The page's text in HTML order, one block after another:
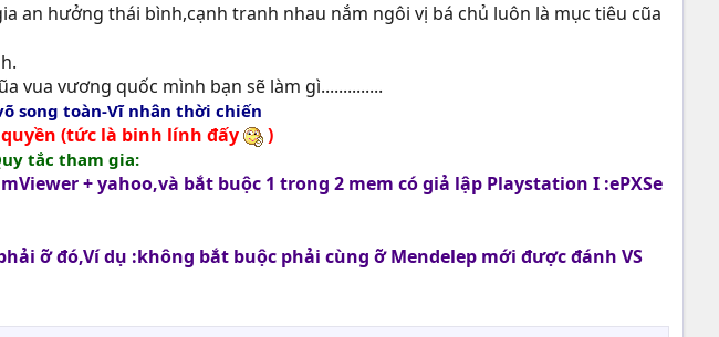
an hưởng thái bình,cạnh tranh nhau nắm ngôi vị bá chủ luôn là mục tiêu cũa
vua vương quốc mình bạn sẽ làm gì..............
song toàn-Vĩ nhân thời chiến
(tức là binh lính đấy )
tắc tham gia:
+ yahoo,và bắt buộc 1 trong 2 mem có giả lập Playstation I :ePXSe
ỡ đó,Ví dụ :không bắt buộc phải cùng ỡ Mendelep mới được đánh VS